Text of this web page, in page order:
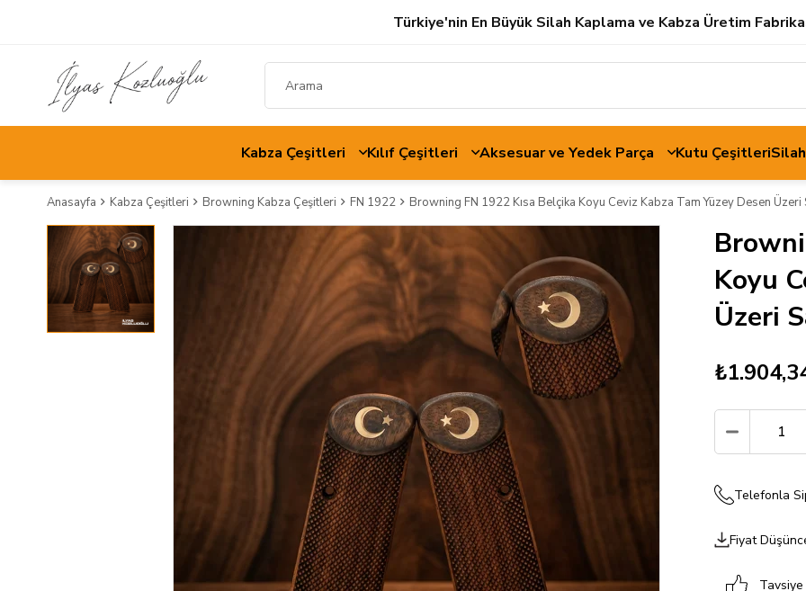
Türkiye'nin En Büyük Silah Kaplama ve Kabza Üretim
Kabza Çeşitleri Kılıf Çeşitleri Aksesuar ve Yedek Parça Kutu Çeşitleri
Anasayfa Kabza Çeşitleri Browning Kabza Çeşitleri FN 1922 Browning FN 1922 Kısa Belçika Koyu Ceviz Kabza Tam Yüzey Desen Üzeri
Koyu
Üzeri
Telefonla
Fiyat